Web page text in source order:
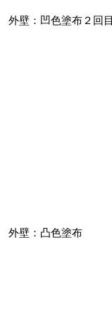
外壁：凹色塗布２回目
外壁：凸色塗布